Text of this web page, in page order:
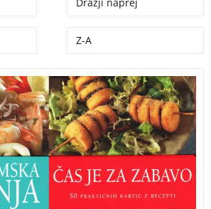
Z-A
z recepti: Čokolada,
Čas je za zabavo, Enolončnice.